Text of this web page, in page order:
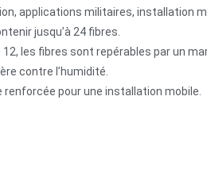
applications militaires, installation
jusqu’à 24 fibres.
les fibres sont repérables par un
contre l’humidité.
pour une installation mobile.